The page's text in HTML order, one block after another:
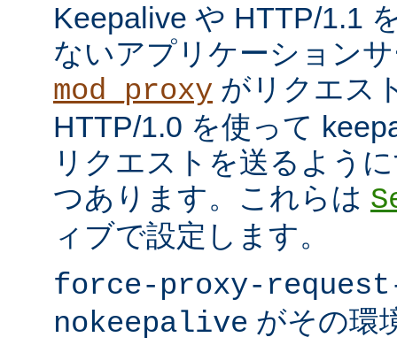
Keepalive や HTTP/1.1
ないアプリケーション
mod_proxy がリクエス
HTTP/1.0 を使って
リクエストを送るよう
つあります。これらは
ィブで設定します。
force-proxy-
nokeepalive がその環